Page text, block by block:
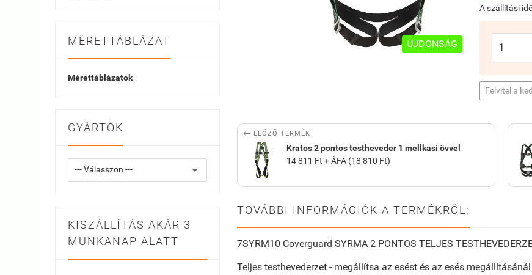
MÉRETTÁBLÁZAT
Mérettáblázatok
GYÁRTÓK
KISZÁLLÍTÁS AKÁR 3
MUNKANAP ALATT
ÚJDONSÁG
A szállítási
Felvitel a
 ELŐZŐ TERMÉK
Kratos 2 pontos testheveder 1 mellkasi övvel
14 811 Ft + ÁFA (18 810 Ft)
TOVÁBBI INFORMÁCIÓK A TERMÉKRŐL:
7SYRM10 Coverguard SYRMA 2 PONTOS TELJES
Teljes testhevederzet - megállítsa az esést és az esés